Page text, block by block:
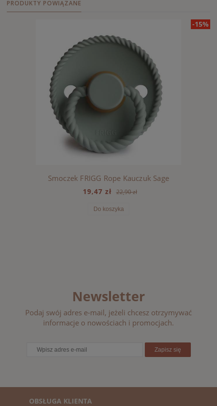
PRODUKTY POWIĄZANE
-15%
Smoczek FRIGG Rope Kauczuk Sage
19,47 zł 22,90 zł
Do koszyka
Newsletter
Podaj swój adres e-mail, jeżeli chcesz otrzymywać
informacje o nowościach i promocjach.
Zapisz się
OBSŁUGA KLIENTA